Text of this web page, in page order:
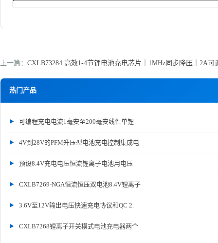
热门产品
可编程充电电流1毫安至200毫安线性单锂
4V到28V的PFM升压型电池充电控制集成电
预设8.4V充电电压恒流锂离子电池用电压
CXLB7269-NGA恒流恒压双电池8.4V锂离子
3.6V至12V输出电压快速充电协议和QC 2.
CXLB7268锂离子开关模式电池充电器两个
上一篇： CXLB73284 高效1-4节锂电池充电芯片｜1MHz同步降压｜2A可